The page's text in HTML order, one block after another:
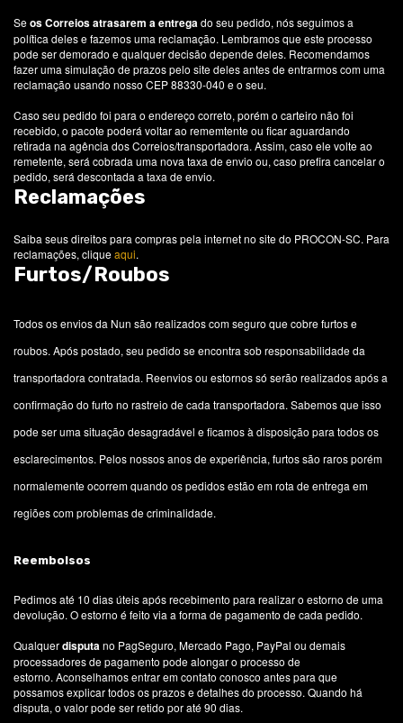
Seos Correios atrasarem a entregado seu pedido, nós seguimos a
política deles e fazemos uma reclamação. Lembramos que este processo
pode ser demorado e qualquer decisão depende deles. Recomendamos
fazer uma simulação de prazos pelo site deles antes de entrarmos com uma
reclamação usando nosso CEP 88330-040 e o seu.
Caso seu pedido foi para o endereço correto, porém o carteiro não foi
recebido, o pacote poderá voltar ao rememtente ou ficar aguardando
retirada na agência dos Correios/transportadora. Assim, caso ele volte ao
remetente, será cobrada uma nova taxa de envio ou, caso prefira cancelar o
pedido, será descontada a taxa de envio.
Reclamações
Saiba seus direitos para compras pela internet no site do PROCON-SC. Para
reclamações, cliqueaqui.
Furtos/Roubos
Todos os envios da Nun são realizados com seguro que cobre furtos e
roubos. Após postado, seu pedido se encontra sob responsabilidade da
transportadora contratada. Reenvios ou estornos só serão realizados após a
confirmação do furto no rastreio de cada transportadora. Sabemos que isso
pode ser uma situação desagradável e ficamos à disposição para todos os
esclarecimentos. Pelos nossos anos de experiência, furtos são raros porém
normalemente ocorrem quando os pedidos estão em rota de entrega em
regiões com problemas de criminalidade.
Reembolsos
Pedimos até 10 dias úteis após recebimento para realizar o estorno de uma
devolução. O estorno é feito via a forma de pagamento de cada pedido.
Qualquerdisputano PagSeguro, Mercado Pago, PayPal ou demais
processadores de pagamento pode alongar o processo de
estorno. Aconselhamos entrar em contato conosco antes para que
possamos explicar todos os prazos e detalhes do processo. Quando há
disputa, o valor pode ser retido por até 90 dias.